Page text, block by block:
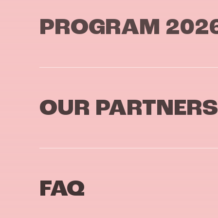
PROGRAM
OUR PARTNERS
FAQ